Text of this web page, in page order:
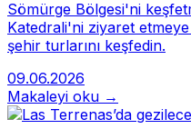
Sömürge Bölgesi'ni
Katedrali'ni ziyaret
şehir turlarını keşfedin.
09.06.2026
Makaleyi oku →